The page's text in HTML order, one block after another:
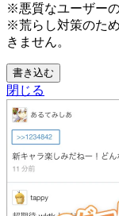
※悪質なユーザー
※荒らし対策のた
きません。
書き込む
閉じる